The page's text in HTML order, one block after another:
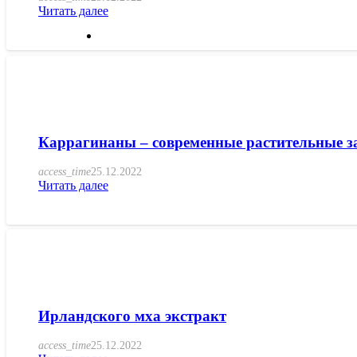
Читать далее
Каррагинаны – современные растительные
access_time25.12.2022
Читать далее
Ирландского мха экстракт
access_time25.12.2022